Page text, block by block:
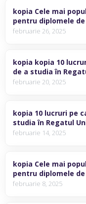
kopia Cele mai
pentru diplomele
februarie 26, 2025
kopia kopia 10
de a studia în
februarie 20, 2025
kopia 10 lucruri pe
studia în Regatul
februarie 14, 2025
kopia Cele mai
pentru diplomele
februarie 8, 2025